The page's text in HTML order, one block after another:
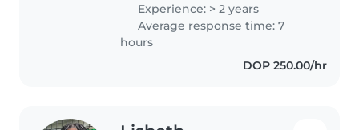
leer cuentos y hacer
manualidades con los niños. Soy
responsable, divertida..
Experience: > 2 years
Average response time: 7
hours
DOP 250.00/hr